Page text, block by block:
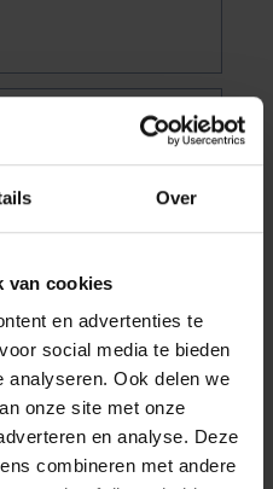
Over
van cookies
en advertenties te
social media te bieden
analyseren. Ook delen we
onze site met onze
en analyse. Deze
combineren met andere